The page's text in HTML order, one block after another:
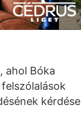
ahol Bóka
kérdése